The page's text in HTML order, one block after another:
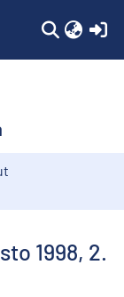
1998, 2.